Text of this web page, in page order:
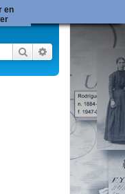
Buscar Búsqueda